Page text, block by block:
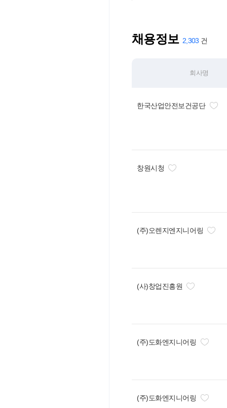
채용정보 2,303
회사명
한국산업안전보건공단
창원시청
(주)오렌지엔지니어링
(사)창업진흥원
(주)도화엔지니어링
(주)도화엔지니어링